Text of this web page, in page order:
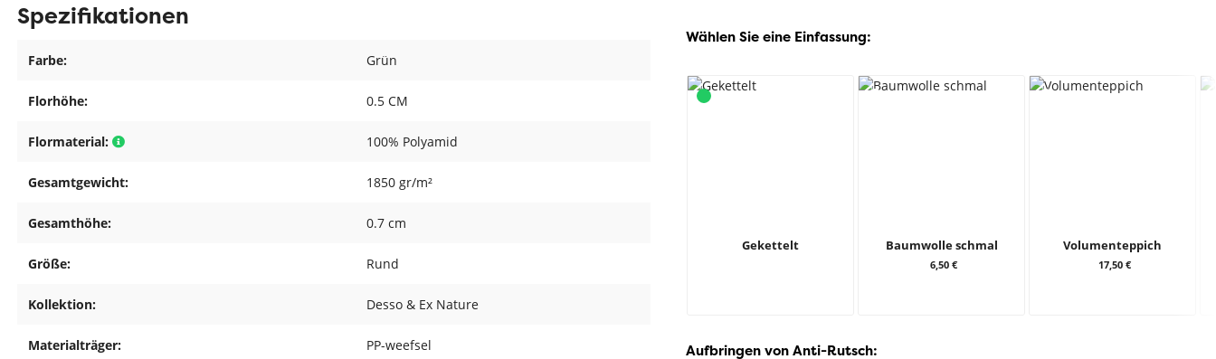
Wählen Sie eine Einfassung:
Gekettelt Baumwolle schmal
6,50 €
Volumenteppich
17,50 €
Aufbringen von Anti-Rutsch:
Spezifikationen
Farbe: Grün
Florhöhe: 0.5 CM
Flormaterial: 100% Polyamid
Gesamtgewicht: 1850 gr/m²
Gesamthöhe: 0.7 cm
Größe: Rund
Kollektion: Desso & Ex Nature
Materialträger: PP-weefsel